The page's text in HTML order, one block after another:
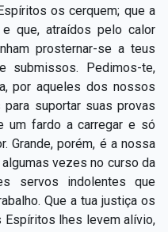
os cerquem; que a
que, atraídos pelo calor
prosternar-se a teus
submissos. Pedimos-te,
por aqueles dos nossos
suportar suas provas
um fardo a carregar e só
Grande, porém, é a nossa
vezes no curso da
servos indolentes que
Que a tua justiça os
Espíritos lhes levem alívio,